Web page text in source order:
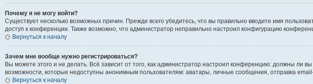
Почему я не могу войти?
Существует несколько возможных причин. Прежде всего убедитесь, что вы правильно вводите имя
доступ к конференции. Также возможно, что администратор неправильно настроил конфигурацию
Вернуться к началу
Зачем мне вообще нужно регистрироваться?
Вы можете этого и не делать. Всё зависит от того, как администратор настроил конференцию: должны ли
возможности, которые недоступны анонимным пользователям: аватары, личные сообщения, отправка
Вернуться к началу